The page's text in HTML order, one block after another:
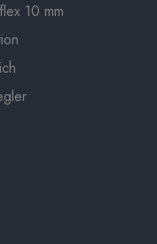
10 mm